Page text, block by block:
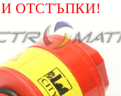
ОТСТЪПКИ!